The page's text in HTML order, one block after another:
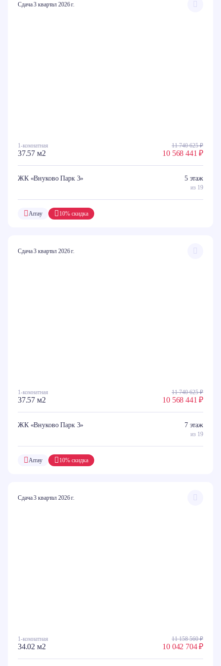
Сдача 3 квартал 2026 г.
1-комнатная
37.57 м2
11 740 625 ₽
10 568 441 ₽
ЖК «Внуково Парк 3» 5 этаж
из 19
10% скидка
Array
Сдача 3 квартал 2026 г.
1-комнатная
37.57 м2
11 740 625 ₽
10 568 441 ₽
ЖК «Внуково Парк 3» 7 этаж
из 19
10% скидка
Array
Сдача 3 квартал 2026 г.
1-комнатная
34.02 м2
11 158 560 ₽
10 042 704 ₽